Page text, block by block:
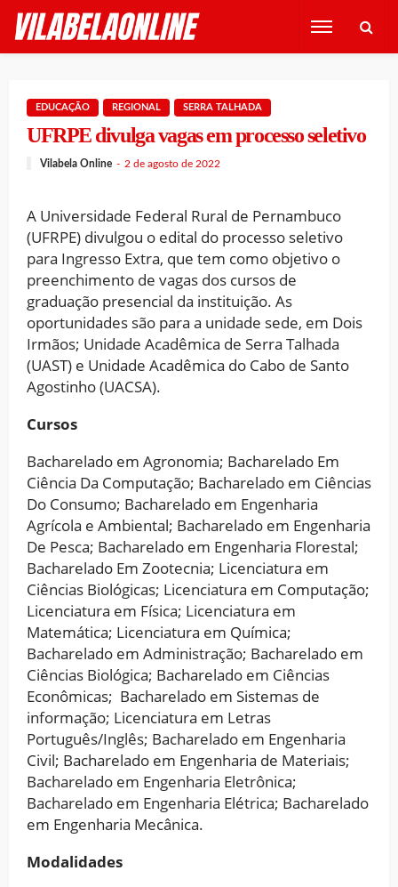
EDUCAÇÃO REGIONAL SERRA TALHADA
UFRPE divulga vagas em processo seletivo
Vilabela Online 2 de agosto de 2022
A Universidade Federal Rural de Pernambuco
(UFRPE) divulgou o edital do processo seletivo
para Ingresso Extra, que tem como objetivo o
preenchimento de vagas dos cursos de
graduação presencial da instituição. As
oportunidades são para a unidade sede, em Dois
Irmãos; Unidade Acadêmica de Serra Talhada
(UAST) e Unidade Acadêmica do Cabo de Santo
Agostinho (UACSA).
Cursos
Bacharelado em Agronomia; Bacharelado Em
Ciência Da Computação; Bacharelado em Ciências
Do Consumo; Bacharelado em Engenharia
Agrícola e Ambiental; Bacharelado em Engenharia
De Pesca; Bacharelado em Engenharia Florestal;
Bacharelado Em Zootecnia; Licenciatura em
Ciências Biológicas; Licenciatura em Computação;
Licenciatura em Física; Licenciatura em
Matemática; Licenciatura em Química;
Bacharelado em Administração; Bacharelado em
Ciências Biológica; Bacharelado em Ciências
Econômicas; Bacharelado em Sistemas de
informação; Licenciatura em Letras
Português/Inglês; Bacharelado em Engenharia
Civil; Bacharelado em Engenharia de Materiais;
Bacharelado em Engenharia Eletrônica;
Bacharelado em Engenharia Elétrica; Bacharelado
em Engenharia Mecânica.
Modalidades